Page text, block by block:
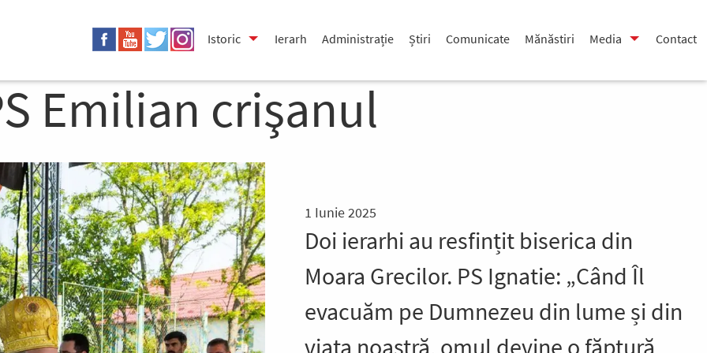
Istoric Ierarh Administrație Știri Comunicate Mănăstiri Media Contact
Emilian crişanul
1 Iunie 2025
Doi ierarhi au resfințit biserica din
Moara Grecilor. PS Ignatie: „Când Îl
evacuăm pe Dumnezeu din lume și din
viaţa noastră, omul devine o făptură